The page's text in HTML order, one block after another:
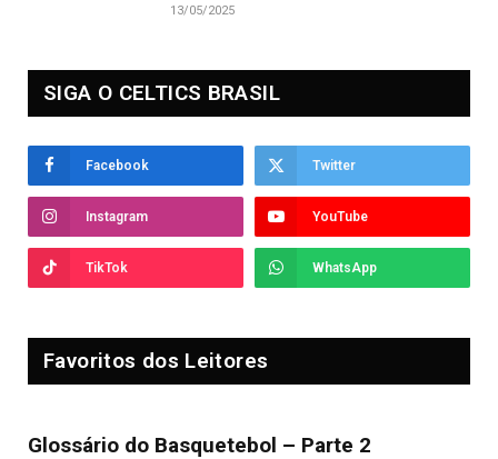
13/05/2025
SIGA O CELTICS BRASIL
Facebook Twitter
Instagram YouTube
TikTok WhatsApp
Favoritos dos Leitores
Glossário do Basquetebol – Parte 2